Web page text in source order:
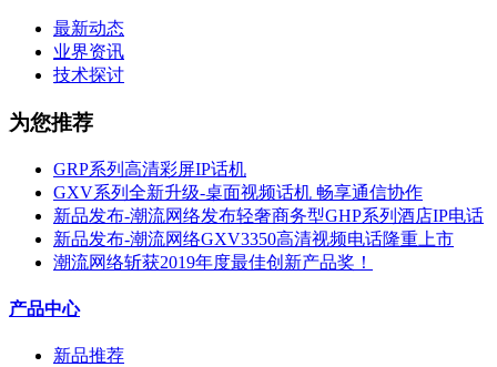
最新动态
业界资讯
技术探讨
为您推荐
GRP系列高清彩屏IP话机
GXV系列全新升级-桌面视频话机 畅享通信协作
新品发布-潮流网络发布轻奢商务型GHP系列酒店IP电话
新品发布-潮流网络GXV3350高清视频电话隆重上市
潮流网络斩获2019年度最佳创新产品奖！
产品中心
新品推荐